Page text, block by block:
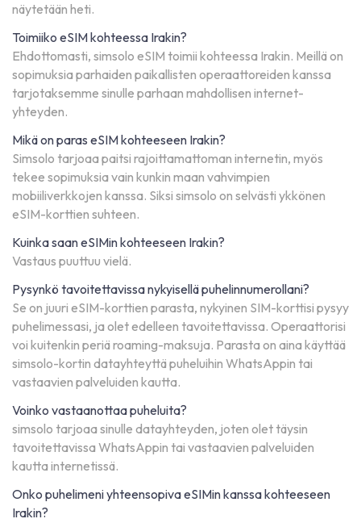
näytetään heti.
Toimiiko eSIM kohteessa Irakin?
Ehdottomasti, simsolo eSIM toimii kohteessa Irakin. Meillä on
sopimuksia parhaiden paikallisten operaattoreiden kanssa
tarjotaksemme sinulle parhaan mahdollisen internet-
yhteyden.
Mikä on paras eSIM kohteeseen Irakin?
Simsolo tarjoaa paitsi rajoittamattoman internetin, myös
tekee sopimuksia vain kunkin maan vahvimpien
mobiiliverkkojen kanssa. Siksi simsolo on selvästi ykkönen
eSIM-korttien suhteen.
Kuinka saan eSIMin kohteeseen Irakin?
Vastaus puuttuu vielä.
Pysynkö tavoitettavissa nykyisellä puhelinnumerollani?
Se on juuri eSIM-korttien parasta, nykyinen SIM-korttisi pysyy
puhelimessasi, ja olet edelleen tavoitettavissa. Operaattorisi
voi kuitenkin periä roaming-maksuja. Parasta on aina käyttää
simsolo-kortin datayhteyttä puheluihin WhatsAppin tai
vastaavien palveluiden kautta.
Voinko vastaanottaa puheluita?
simsolo tarjoaa sinulle datayhteyden, joten olet täysin
tavoitettavissa WhatsAppin tai vastaavien palveluiden
kautta internetissä.
Onko puhelimeni yhteensopiva eSIMin kanssa kohteeseen
Irakin?